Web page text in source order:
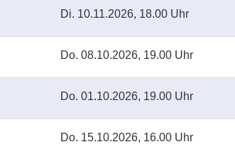
Di. 10.11.2026, 18.00 Uhr
Do. 08.10.2026, 19.00 Uhr
Do. 01.10.2026, 19.00 Uhr
Do. 15.10.2026, 16.00 Uhr